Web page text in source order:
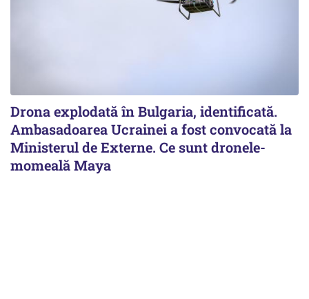
Drona explodată în Bulgaria, identificată.
Ambasadoarea Ucrainei a fost convocată la
Ministerul de Externe. Ce sunt dronele-
momeală Maya